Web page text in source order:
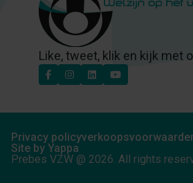
Like, tweet, klik en kijk met
Prebes VZW @ 2026. All rights
Privacy policy
Site by Yappa